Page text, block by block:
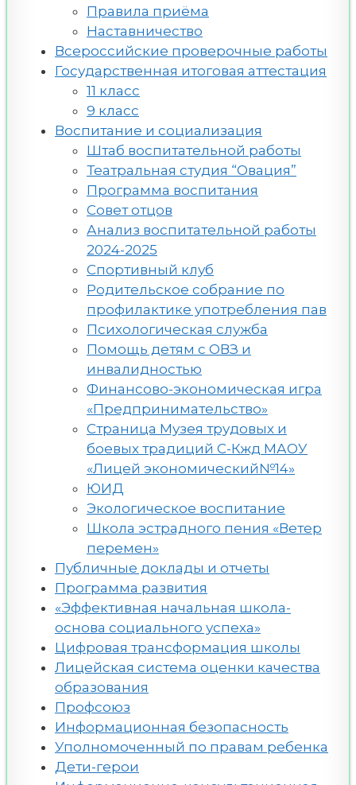
Правила приёма
Наставничество
Всероссийские проверочные работы
Государственная итоговая аттестация
11 класс
9 класс
Воспитание и социализация
Штаб воспитательной работы
Театральная студия “Овация”
Программа воспитания
Совет отцов
Анализ воспитательной работы
2024-2025
Спортивный клуб
Родительское собрание по
профилактике употребления пав
Психологическая служба
Помощь детям с ОВЗ и
инвалидностью
Финансово-экономическая игра
«Предпринимательство»
Страница Музея трудовых и
боевых традиций С-Кжд МАОУ
«Лицей экономический№14»
ЮИД
Экологическое воспитание
Школа эстрадного пения «Ветер
перемен»
Публичные доклады и отчеты
Программа развития
«Эффективная начальная школа-
основа социального успеха»
Цифровая трансформация школы
Лицейская система оценки качества
образования
Профсоюз
Информационная безопасность
Уполномоченный по правам ребенка
Дети-герои